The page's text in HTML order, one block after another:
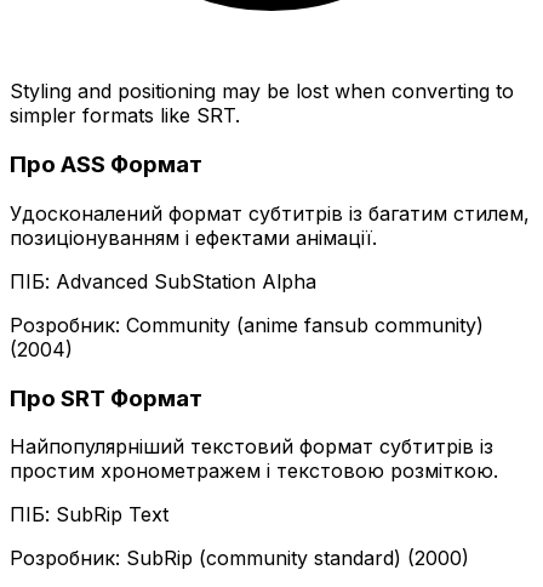
Styling and positioning may be lost when converting to
simpler formats like SRT.
Про ASS Формат
Удосконалений формат субтитрів із багатим стилем,
позиціонуванням і ефектами анімації.
ПІБ: Advanced SubStation Alpha
Розробник: Community (anime fansub community)
(2004)
Про SRT Формат
Найпопулярніший текстовий формат субтитрів із
простим хронометражем і текстовою розміткою.
ПІБ: SubRip Text
Розробник: SubRip (community standard) (2000)